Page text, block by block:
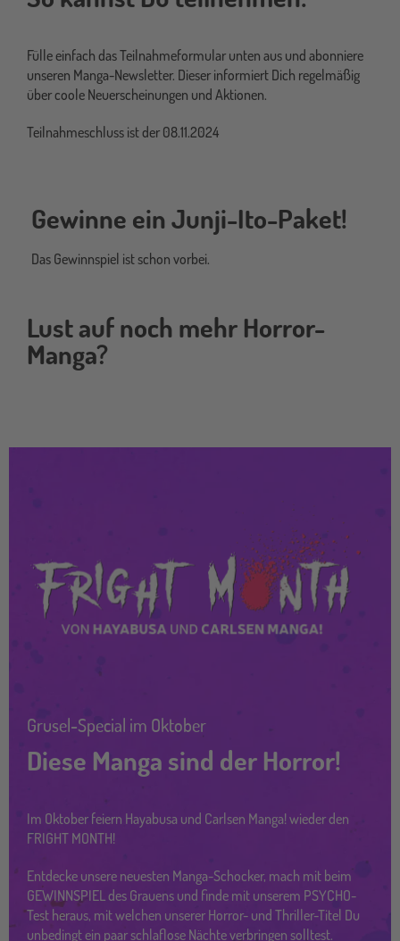
Fülle einfach das Teilnahmeformular unten aus und abonniere
unseren Manga-Newsletter. Dieser informiert Dich regelmäßig
über coole Neuerscheinungen und Aktionen.
Teilnahmeschluss ist der 08.11.2024
Gewinne ein Junji-Ito-Paket!
Das Gewinnspiel ist schon vorbei.
Lust auf noch mehr Horror-
Manga?
Grusel-Special im Oktober
Diese Manga sind der Horror!
Im Oktober feiern Hayabusa und Carlsen Manga! wieder den
FRIGHT MONTH!
Entdecke unsere neuesten Manga-Schocker, mach mit beim
GEWINNSPIEL des Grauens und finde mit unserem PSYCHO-
Test heraus, mit welchen unserer Horror- und Thriller-Titel Du
unbedingt ein paar schlaflose Nächte verbringen solltest.